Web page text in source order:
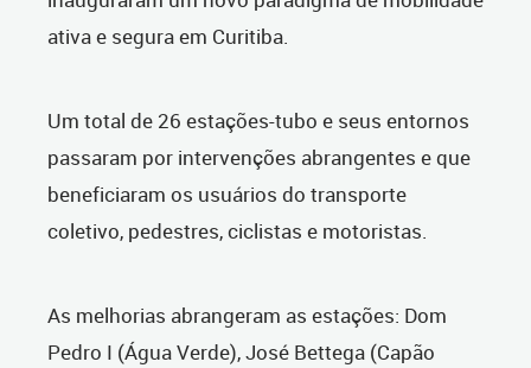
ativa e segura em Curitiba.
Um total de 26 estações-tubo e seus entornos
passaram por intervenções abrangentes e que
beneficiaram os usuários do transporte
coletivo, pedestres, ciclistas e motoristas.
As melhorias abrangeram as estações: Dom
Pedro I (Água Verde), José Bettega (Capão